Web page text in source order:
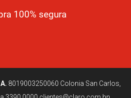
100% segura
8019003250060 Colonia San Carlos,